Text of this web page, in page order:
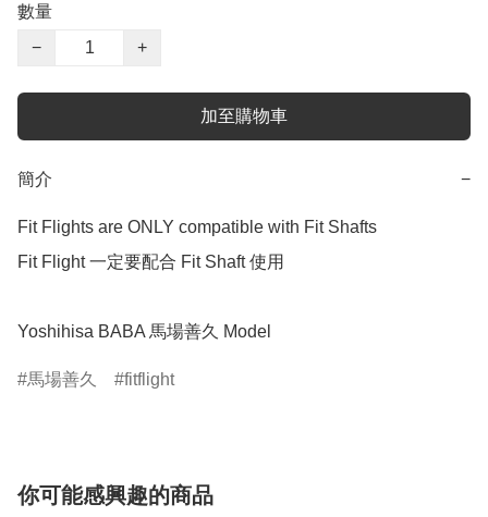
數量
−
+
加至購物車
簡介 −
Fit Flights are ONLY compatible with Fit Shafts
Fit Flight 一定要配合 Fit Shaft 使用
Yoshihisa BABA 馬場善久 Model
馬場善久 fitflight
你可能感興趣的商品